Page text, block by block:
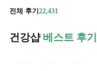
전체 후기22,431
건강샵 베스트 후기